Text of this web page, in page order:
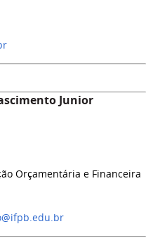
Junior
Orçamentária e Financeira